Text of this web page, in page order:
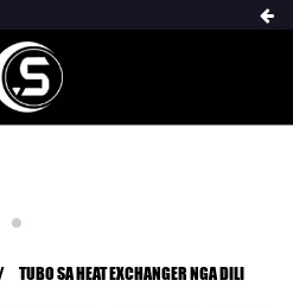
TUBO SA HEAT EXCHANGER NGA DILI